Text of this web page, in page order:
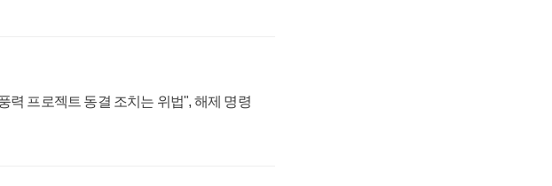
력 프로젝트 동결 조치는 위법", 해제 명령